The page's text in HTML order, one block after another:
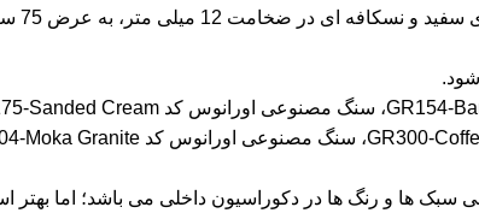
شود.
GR154-، سنگ مصنوعی اورانوس کد Sanded Cream
GR300-، سنگ مصنوعی اورانوس کد GR304-Moka Granite، سنگ مصنوعی اورانوس کد
سبک ها و رنگ ها در دکوراسیون داخلی می باشد؛ اما